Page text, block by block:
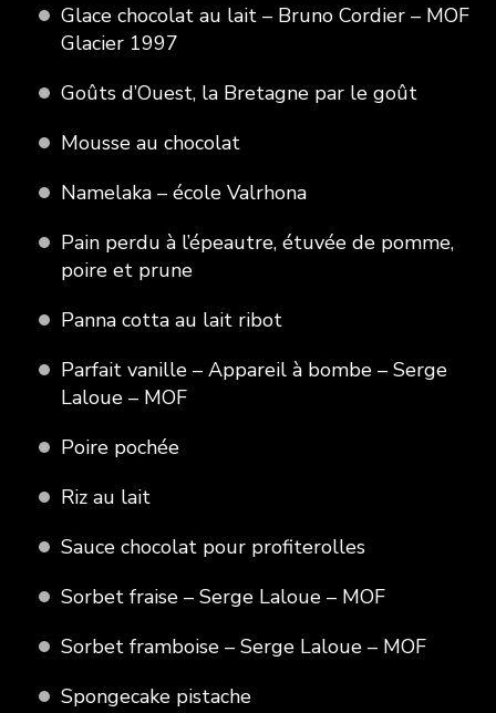
Glace chocolat au lait – Bruno Cordier – MOF
Glacier 1997
Goûts d’Ouest, la Bretagne par le goût
Mousse au chocolat
Namelaka – école Valrhona
Pain perdu à l’épeautre, étuvée de pomme,
poire et prune
Panna cotta au lait ribot
Parfait vanille – Appareil à bombe – Serge
Laloue – MOF
Poire pochée
Riz au lait
Sauce chocolat pour profiterolles
Sorbet fraise – Serge Laloue – MOF
Sorbet framboise – Serge Laloue – MOF
Spongecake pistache